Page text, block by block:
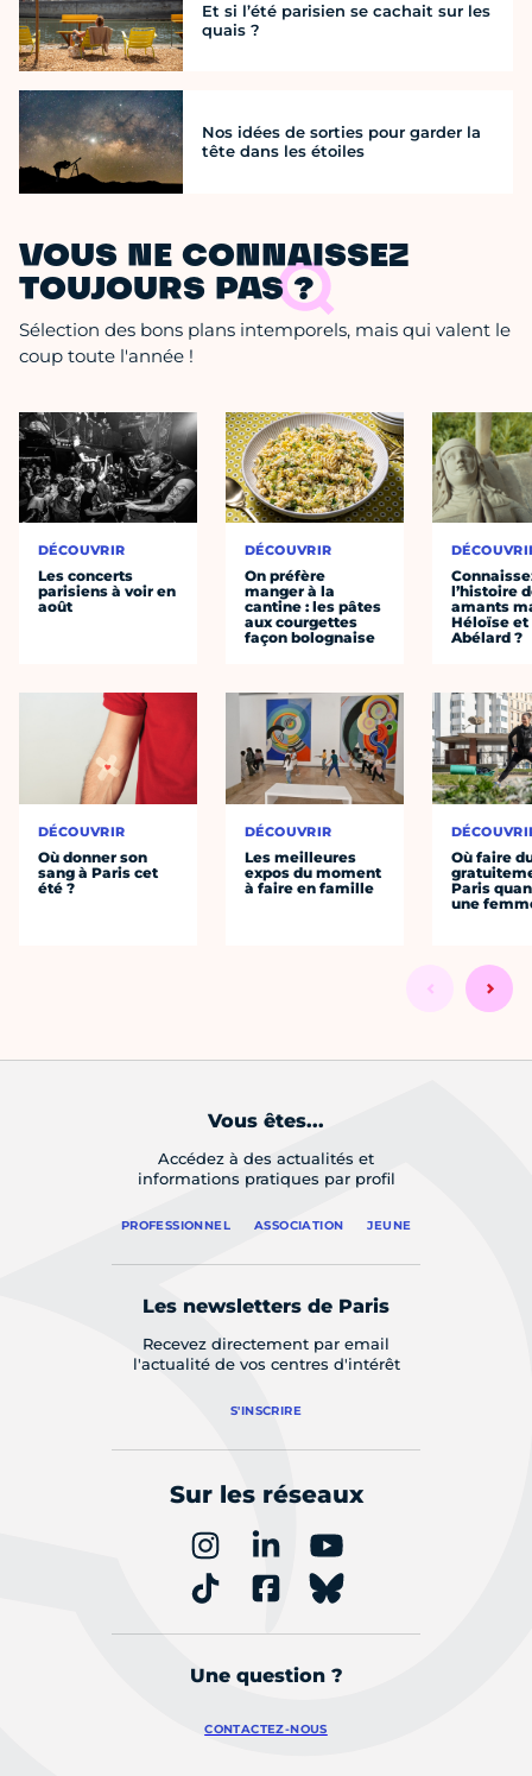
Et si l’été parisien se cachait sur les
quais ?
Nos idées de sorties pour garder la
tête dans les étoiles
VOUS NE CONNAISSEZ
TOUJOURS PAS ?
Sélection des bons plans intemporels, mais qui valent le
coup toute l'année !
DÉCOUVRIR
Les concerts
parisiens à voir en
août
DÉCOUVRIR
Où donner son
sang à Paris cet
été ?
DÉCOUVRIR
On préfère
manger à la
cantine : les pâtes
aux courgettes
façon bolognaise
DÉCOUVRIR
Les meilleures
expos du moment
à faire en famille
l’histoire
amants
Héloïse et
Abélard ?
Où faire
Paris
une
Vous êtes...
Accédez à des actualités et
informations pratiques par profil
PROFESSIONNEL ASSOCIATION JEUNE
Les newsletters de Paris
Recevez directement par email
l'actualité de vos centres d'intérêt
S'INSCRIRE
Sur les réseaux
Une question ?
CONTACTEZ-NOUS